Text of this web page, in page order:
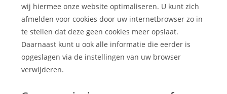
wij hiermee onze website optimaliseren. U kunt zich
afmelden voor cookies door uw internetbrowser zo in
te stellen dat deze geen cookies meer opslaat.
Daarnaast kunt u ook alle informatie die eerder is
opgeslagen via de instellingen van uw browser
verwijderen.